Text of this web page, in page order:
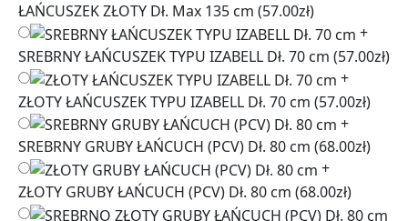
ŁAŃCUSZEK ZŁOTY Dł. Max 135 cm (57.00zł)
+
SREBRNY ŁAŃCUSZEK TYPU IZABELL Dł. 70 cm (57.00zł)
+
ZŁOTY ŁAŃCUSZEK TYPU IZABELL Dł. 70 cm (57.00zł)
+
SREBRNY GRUBY ŁAŃCUCH (PCV) Dł. 80 cm (68.00zł)
+
ZŁOTY GRUBY ŁAŃCUCH (PCV) Dł. 80 cm (68.00zł)